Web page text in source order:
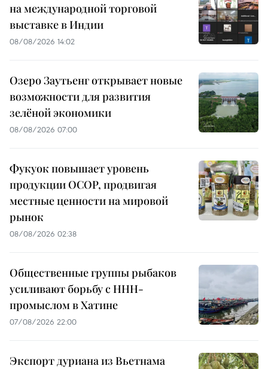
на международной торговой
выставке в Индии
08/08/2026 14:02
Озеро Заутьенг открывает новые
возможности для развития
зелёной экономики
08/08/2026 07:00
Фукуок повышает уровень
продукции OCOP, продвигая
местные ценности на мировой
рынок
08/08/2026 02:38
Общественные группы рыбаков
усиливают борьбу с ННН-
промыслом в Хатине
07/08/2026 22:00
Экспорт дуриана из Вьетнама